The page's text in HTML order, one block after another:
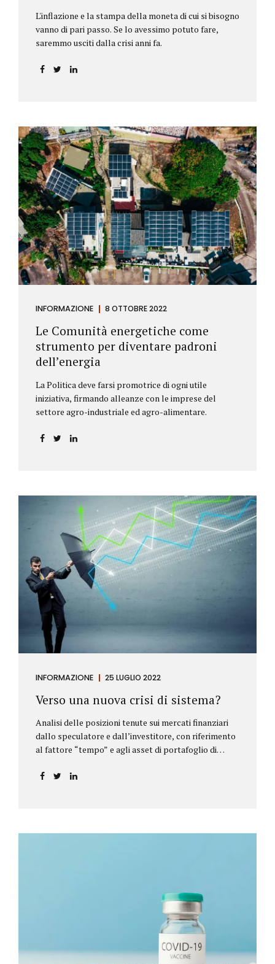
L'inflazione e la stampa della moneta di cui si bisogno
vanno di pari passo. Se lo avessimo potuto fare,
saremmo usciti dalla crisi anni fa.
INFORMAZIONE 8 OTTOBRE 2022
Le Comunità energetiche come
strumento per diventare padroni
dell’energia
La Politica deve farsi promotrice di ogni utile
iniziativa, firmando alleanze con le imprese del
settore agro-industriale ed agro-alimentare.
INFORMAZIONE 25 LUGLIO 2022
Verso una nuova crisi di sistema?
Analisi delle posizioni tenute sui mercati finanziari
dallo speculatore e dall’investitore, con riferimento
al fattore “tempo” e agli asset di portafoglio di
l’investitore Nelle definizioni di Wikipedia si legge:
Investitore: è colui che decide di investire il proprio
loro investimenti, mentre gli speculatori cercano...